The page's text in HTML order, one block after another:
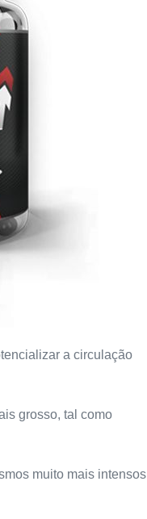
a circulação
grosso, tal como
muito mais intensos